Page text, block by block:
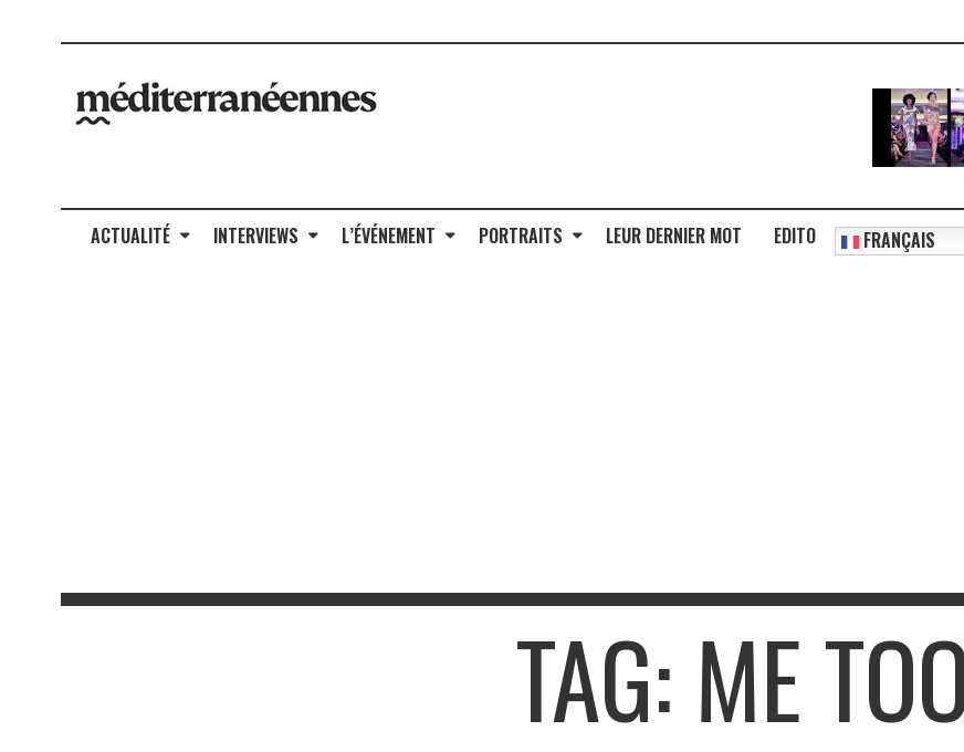
ACTUALITÉ INTERVIEWS L’ÉVÉNEMENT PORTRAITS LEUR DERNIER MOT EDITO FRANÇAIS
TAG: ME